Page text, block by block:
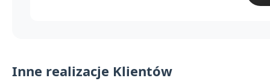
Inne realizacje Klientów